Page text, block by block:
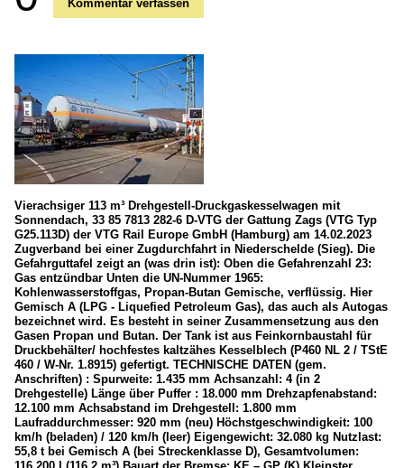
Kommentar verfassen
Vierachsiger 113 m³ Drehgestell-Druckgaskesselwagen mit
Sonnendach, 33 85 7813 282-6 D-VTG der Gattung Zags (VTG Typ
G25.113D) der VTG Rail Europe GmbH (Hamburg) am 14.02.2023
Zugverband bei einer Zugdurchfahrt in Niederschelde (Sieg). Die
Gefahrguttafel zeigt an (was drin ist): Oben die Gefahrenzahl 23:
Gas entzündbar Unten die UN-Nummer 1965:
Kohlenwasserstoffgas, Propan-Butan Gemische, verflüssig. Hier
Gemisch A (LPG - Liquefied Petroleum Gas), das auch als Autogas
bezeichnet wird. Es besteht in seiner Zusammensetzung aus den
Gasen Propan und Butan. Der Tank ist aus Feinkornbaustahl für
Druckbehälter/ hochfestes kaltzähes Kesselblech (P460 NL 2 / TStE
460 / W-Nr. 1.8915) gefertigt. TECHNISCHE DATEN (gem.
Anschriften) : Spurweite: 1.435 mm Achsanzahl: 4 (in 2
Drehgestelle) Länge über Puffer : 18.000 mm Drehzapfenabstand:
12.100 mm Achsabstand im Drehgestell: 1.800 mm
Laufraddurchmesser: 920 mm (neu) Höchstgeschwindigkeit: 100
km/h (beladen) / 120 km/h (leer) Eigengewicht: 32.080 kg Nutzlast:
55,8 t bei Gemisch A (bei Streckenklasse D), Gesamtvolumen: